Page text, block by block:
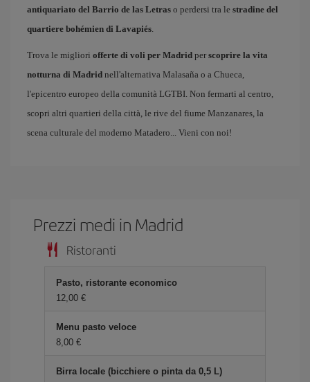
antiquariato del Barrio de las Letras o perdersi tra le stradine del
quartiere bohémien di Lavapiés.
Trova le migliori offerte di voli per Madrid per scoprire la vita
notturna di Madrid nell'alternativa Malasaña o a Chueca,
l'epicentro europeo della comunità LGTBI. Non fermarti al centro,
scopri altri quartieri della città, le rive del fiume Manzanares, la
scena culturale del moderno Matadero... Vieni con noi!
Prezzi medi in Madrid
Ristoranti
Pasto, ristorante economico
12,00 €
Menu pasto veloce
8,00 €
Birra locale (bicchiere o pinta da 0,5 L)